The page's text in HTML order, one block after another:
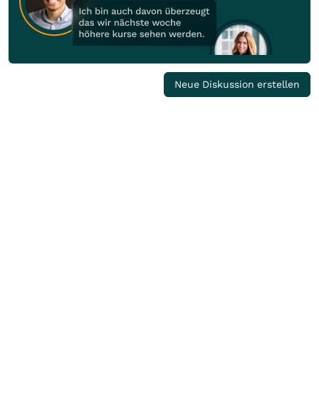
Neue Diskussion erstellen